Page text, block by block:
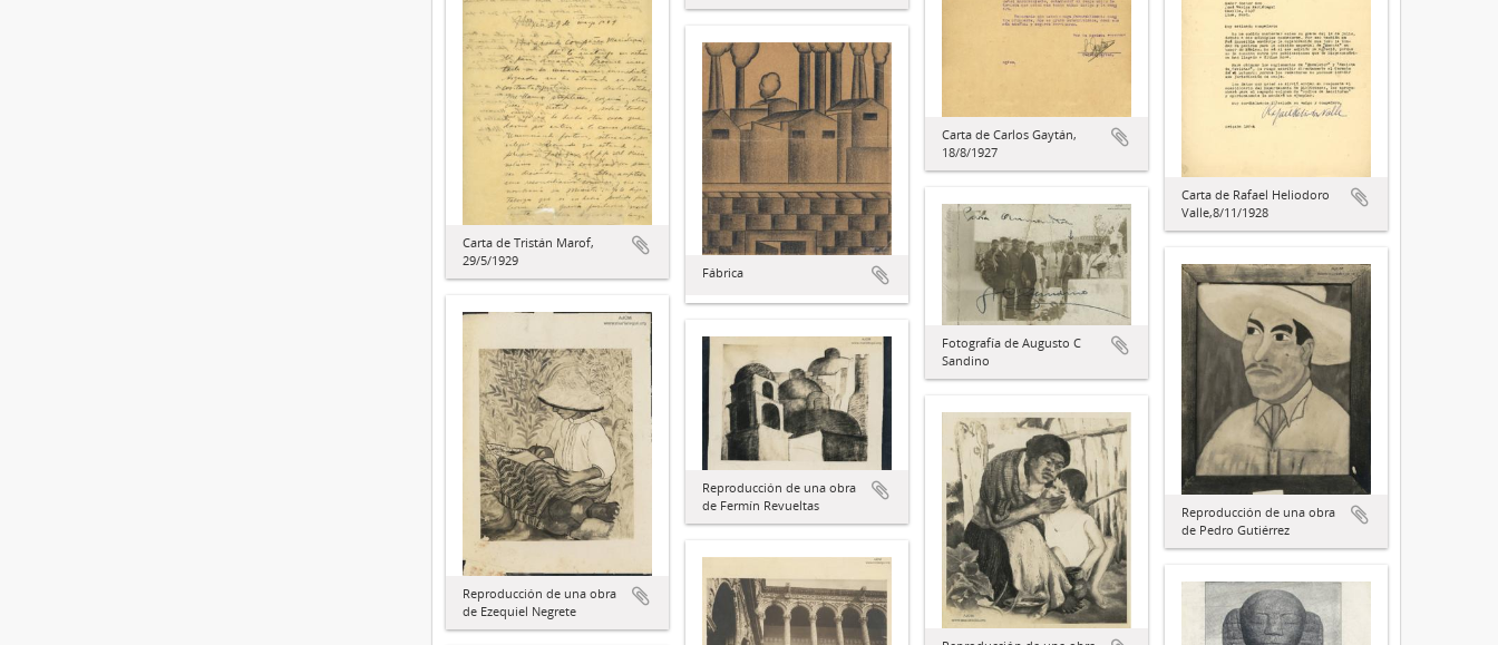
Carta de Carlos Gaytán,
18/8/1927
Carta de Rafael Heliodoro
Valle,8/11/1928
Carta de Tristán Marof,
29/5/1929
Fábrica
Fotografía de Augusto C
Sandino
Reproducción de una obra
de Pedro Gutiérrez
Reproducción de una obra
de Ezequiel Negrete
Reproducción de una obra
de Fermín Revueltas